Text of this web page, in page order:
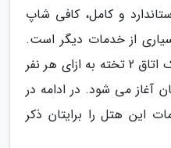
و کامل، کافی شاپ
از خدمات دیگر است.
هزینه اقامت در این هتل در یک اتاق 2 تخته به ازای هر نفر
شب از 1.362.500 تومان آغاز می شود. در ادامه در
این هتل را برایتان ذکر